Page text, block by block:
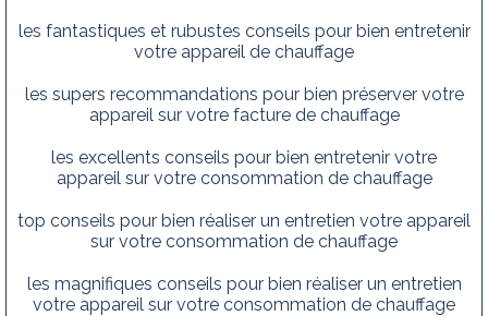
les fantastiques et rubustes conseils pour bien entretenir
votre appareil de chauffage
les supers recommandations pour bien préserver votre
appareil sur votre facture de chauffage
les excellents conseils pour bien entretenir votre
appareil sur votre consommation de chauffage
top conseils pour bien réaliser un entretien votre appareil
sur votre consommation de chauffage
les magnifiques conseils pour bien réaliser un entretien
votre appareil sur votre consommation de chauffage